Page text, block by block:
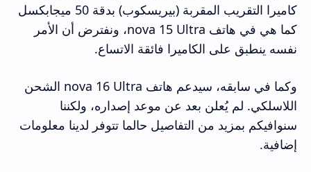
كاميرا التقريب المقربة (بيريسكوب) بدقة 50 ميجابكسل
كما هي في هاتف nova 15 Ultra، ونفترض أن الأمر
نفسه ينطبق على الكاميرا فائقة الاتساع.
وكما في سابقه، سيدعم هاتف nova 16 Ultra الشحن
اللاسلكي. لم يُعلن بعد عن موعد إصداره، ولكننا
سنوافيكم بمزيد من التفاصيل حالما تتوفر لدينا معلومات
إضافية.